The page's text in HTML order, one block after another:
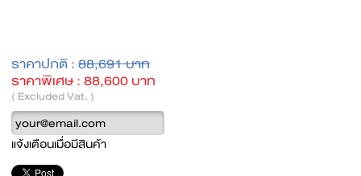
ราคาปกติ : 88,691 บาท
ราคาพิเศษ : 88,600 บาท
( Excluded Vat. )
แจ้งเตือนเมื่อมีสินค้า